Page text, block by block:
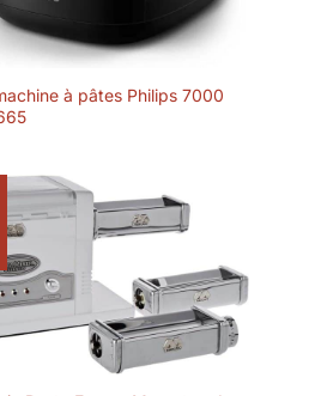
à pâtes Philips 7000